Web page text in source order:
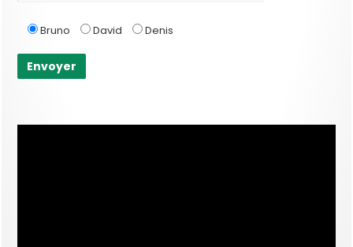
Bruno David Denis